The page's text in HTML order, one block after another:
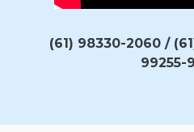
(61) 98330-2060 /
99255-